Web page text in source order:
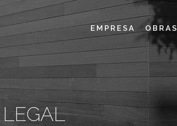
EMPRESA OBRAS